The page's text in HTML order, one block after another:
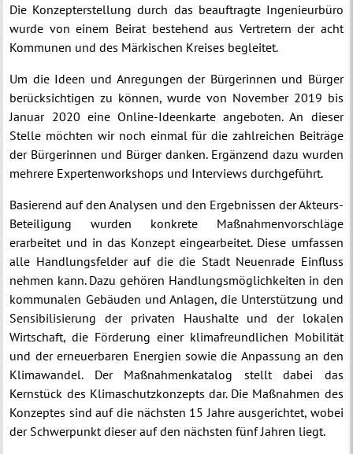
Die Konzepterstellung durch das beauftragte Ingenieurbüro
wurde von einem Beirat bestehend aus Vertretern der acht
Kommunen und des Märkischen Kreises begleitet.
Um die Ideen und Anregungen der Bürgerinnen und Bürger
berücksichtigen zu können, wurde von November 2019 bis
Januar 2020 eine Online-Ideenkarte angeboten. An dieser
Stelle möchten wir noch einmal für die zahlreichen Beiträge
der Bürgerinnen und Bürger danken. Ergänzend dazu wurden
mehrere Expertenworkshops und Interviews durchgeführt.
Basierend auf den Analysen und den Ergebnissen der Akteurs-
Beteiligung wurden konkrete Maßnahmenvorschläge
erarbeitet und in das Konzept eingearbeitet. Diese umfassen
alle Handlungsfelder auf die die Stadt Neuenrade Einfluss
nehmen kann. Dazu gehören Handlungsmöglichkeiten in den
kommunalen Gebäuden und Anlagen, die Unterstützung und
Sensibilisierung der privaten Haushalte und der lokalen
Wirtschaft, die Förderung einer klimafreundlichen Mobilität
und der erneuerbaren Energien sowie die Anpassung an den
Klimawandel. Der Maßnahmenkatalog stellt dabei das
Kernstück des Klimaschutzkonzepts dar. Die Maßnahmen des
Konzeptes sind auf die nächsten 15 Jahre ausgerichtet, wobei
der Schwerpunkt dieser auf den nächsten fünf Jahren liegt.